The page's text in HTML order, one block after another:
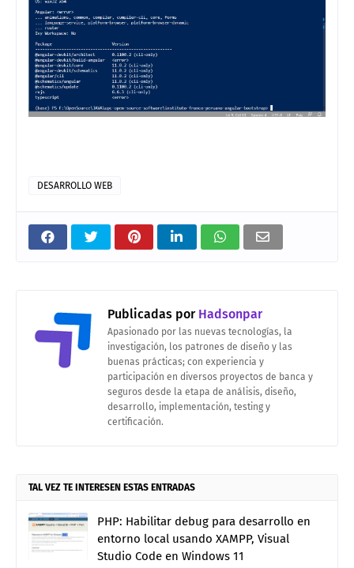
DESARROLLO WEB
Publicadas porHadsonpar
Apasionado por las nuevas tecnologías, la
investigación, los patrones de diseño y las
buenas prácticas; con experiencia y
participación en diversos proyectos de banca y
seguros desde la etapa de análisis, diseño,
desarrollo, implementación, testing y
certificación.
TAL VEZ TE INTERESEN ESTAS ENTRADAS
PHP: Habilitar debug para desarrollo en
entorno local usando XAMPP, Visual
Studio Code en Windows 11